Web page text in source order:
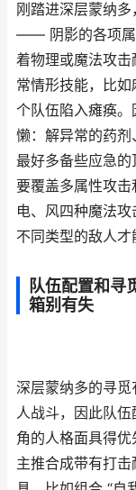
刚踏进深层蒙纳
—— 阴影的各项属
着物理或魔法攻
常情形技能，比
个队伍陷入瘫痪
懒：解异常的药剂
最好多备些应急的
要覆盖多属性攻击
电、风四种魔法
不同类型的敌人才
队伍配置和寻
箱别有失
深层蒙纳多的寻
人战斗，因此队
角的人格面具得优
主推合成带有打